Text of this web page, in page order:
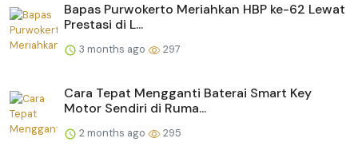
Bapas Purwokerto Meriahkan HBP ke-62 Lewat
Prestasi di L...
3 months ago 297
Cara Tepat Mengganti Baterai Smart Key
Motor Sendiri di Ruma...
2 months ago 295